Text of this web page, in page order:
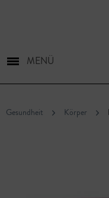
MENÜ
Gesundheit Körper